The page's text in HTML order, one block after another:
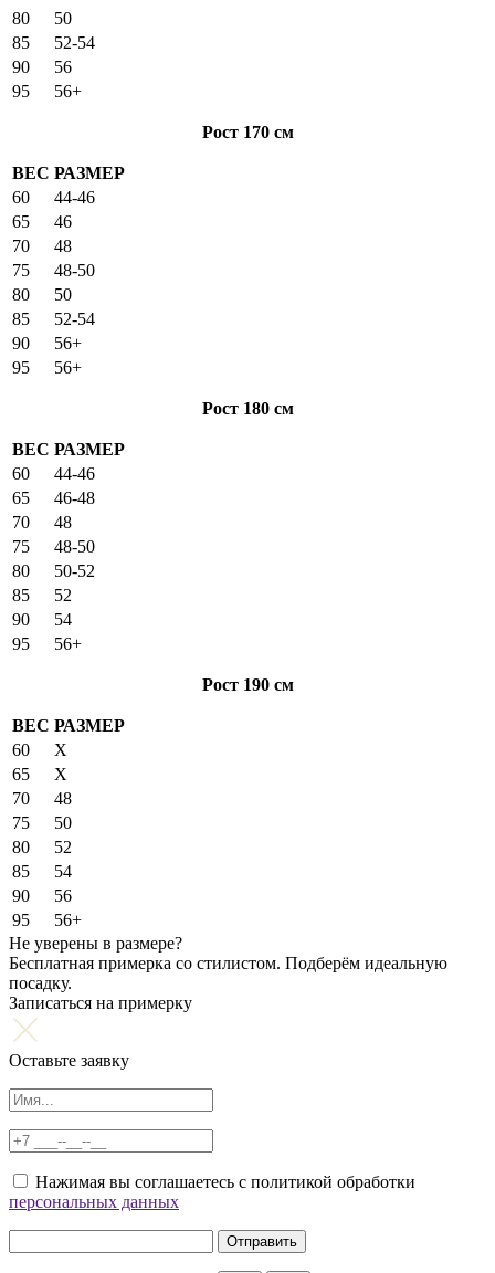
80
50
85
52-54
90
56
95
56+
Рост 170 см
ВЕС РАЗМЕР
60
44-46
65
46
70
48
75
48-50
80
50
85
52-54
90
56+
95
56+
Рост 180 см
ВЕС РАЗМЕР
60
44-46
65
46-48
70
48
75
48-50
80
50-52
85
52
90
54
95
56+
Рост 190 см
ВЕС РАЗМЕР
60
X
65
X
70
48
75
50
80
52
85
54
90
56
95
56+
Не уверены в размере?
Бесплатная примерка со стилистом. Подберём идеальную
посадку.
Записаться на примерку
Оставьте заявку
Нажимая вы соглашаетесь с политикой обработки
персональных данных